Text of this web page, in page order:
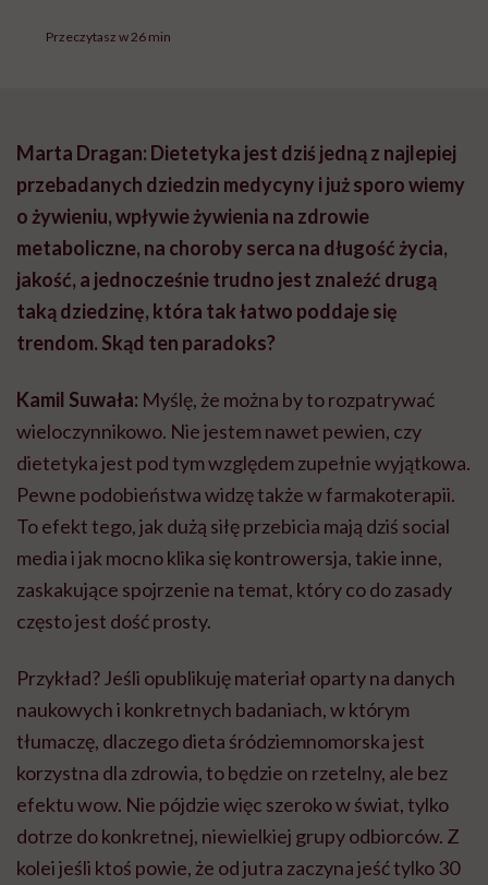
Przeczytasz w 26 min
Marta Dragan: Dietetyka jest dziś jedną z najlepiej
przebadanych dziedzin medycyny i już sporo wiemy
o żywieniu, wpływie żywienia na zdrowie
metaboliczne, na choroby serca na długość życia,
jakość, a jednocześnie trudno jest znaleźć drugą
taką dziedzinę, która tak łatwo poddaje się
trendom. Skąd ten paradoks?
Kamil Suwała: Myślę, że można by to rozpatrywać
wieloczynnikowo. Nie jestem nawet pewien, czy
dietetyka jest pod tym względem zupełnie wyjątkowa.
Pewne podobieństwa widzę także w farmakoterapii.
To efekt tego, jak dużą siłę przebicia mają dziś social
media i jak mocno klika się kontrowersja, takie inne,
zaskakujące spojrzenie na temat, który co do zasady
często jest dość prosty.
Przykład? Jeśli opublikuję materiał oparty na danych
naukowych i konkretnych badaniach, w którym
tłumaczę, dlaczego dieta śródziemnomorska jest
korzystna dla zdrowia, to będzie on rzetelny, ale bez
efektu wow. Nie pójdzie więc szeroko w świat, tylko
dotrze do konkretnej, niewielkiej grupy odbiorców. Z
kolei jeśli ktoś powie, że od jutra zaczyna jeść tylko 30